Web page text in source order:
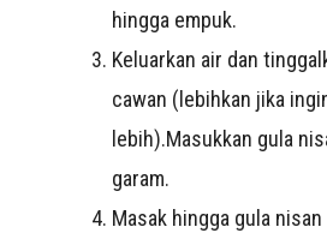
hingga empuk.
Keluarkan air dan
cawan (lebihkan jika
lebih).Masukkan gula
garam.
Masak hingga gula